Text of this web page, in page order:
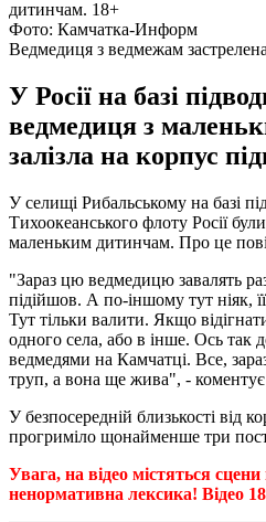
Фото: Камчатка-Информ
Ведмедиця з ведмежам
У Росії на базі
ведмедиця з
залізла на корпус
У селищі Рибальському на базі
Тихоокеанського флоту Росії
маленьким дитинчам. Про це
"Зараз цю ведмедицю завалять
підійшов. А по-іншому тут ніяк,
Тут тільки валити. Якщо
одного села, або в інше. Ось так
ведмедями на Камчатці. Все,
труп, а вона ще жива", - коментує
У безпосередній близькості від
прогриміло щонайменше три
Увага, на відео містяться
ненормативна лексика! Відео